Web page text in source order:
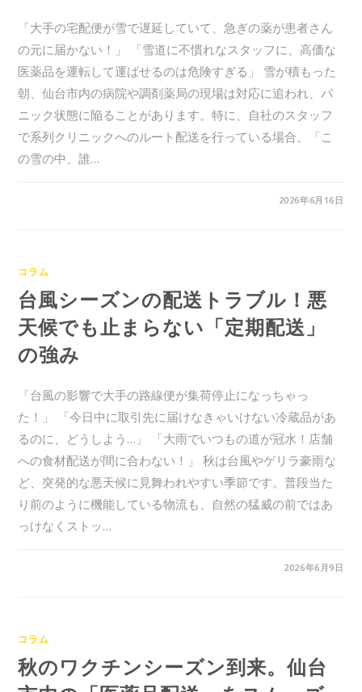
「大手の宅配便が雪で遅延していて、急ぎの薬が患者さん
の元に届かない！」 「雪道に不慣れなスタッフに、高価な
医薬品を運転して運ばせるのは危険すぎる」 雪が積もった
朝、仙台市内の病院や調剤薬局の現場は対応に追われ、パ
ニック状態に陥ることがあります。特に、自社のスタッフ
で系列クリニックへのルート配送を行っている場合、「こ
の雪の中、誰…
2026年6月16日
コラム
台風シーズンの配送トラブル！悪
天候でも止まらない「定期配送」
の強み
「台風の影響で大手の路線便が集荷停止になっちゃっ
た！」 「今日中に取引先に届けなきゃいけない冷蔵品があ
るのに、どうしよう…」 「大雨でいつもの道が冠水！店舗
への食材配送が間に合わない！」 秋は台風やゲリラ豪雨な
ど、突発的な悪天候に見舞われやすい季節です。普段当た
り前のように機能している物流も、自然の猛威の前ではあ
っけなくストッ…
2026年6月9日
コラム
秋のワクチンシーズン到来。仙台